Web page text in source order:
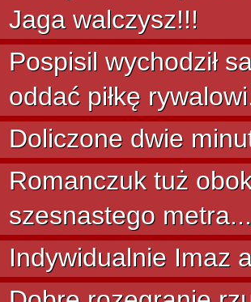
Jaga walczysz!!!
Pospisil wychodził
oddać piłkę
Doliczone dwie
Romanczuk tuż
szesnastego metra...
Indywidualnie Imaz